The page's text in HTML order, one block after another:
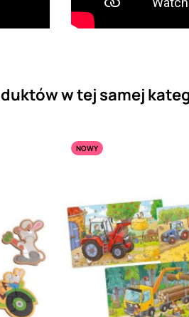
w tej samej
NOWY